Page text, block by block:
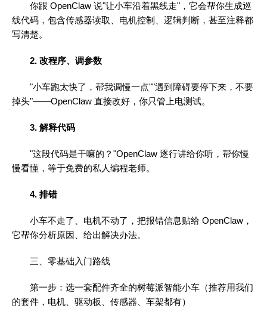
你跟 OpenClaw 说"让小车沿着黑线走"，它会帮你生成巡
线代码，包含传感器读取、电机控制、逻辑判断，甚至注释都
写清楚。
2. 改程序、调参数
"小车跑太快了，帮我调慢一点""遇到障碍要停下来，不要
掉头"——OpenClaw 直接改好，你只管上电测试。
3. 解释代码
"这段代码是干嘛的？"OpenClaw 逐行讲给你听，帮你慢
慢看懂，等于免费的私人编程老师。
4. 排错
小车不走了、电机不动了，把报错信息贴给 OpenClaw，
它帮你分析原因、给出解决办法。
三、零基础入门路线
第一步：选一套配件齐全的树莓派智能小车（推荐用我们
的套件，电机、驱动板、传感器、车架都有）